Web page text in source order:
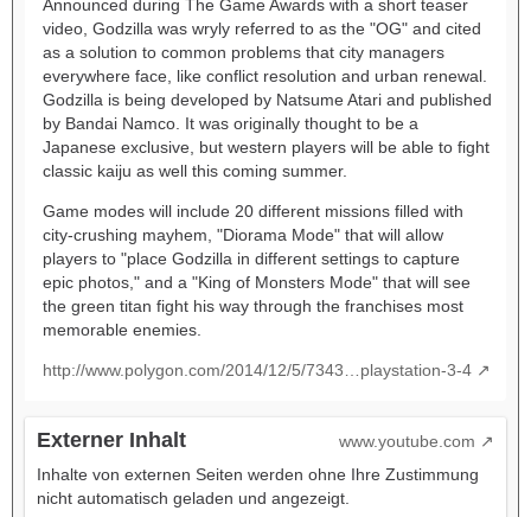
Announced during The Game Awards with a short teaser
video, Godzilla was wryly referred to as the "OG" and cited
as a solution to common problems that city managers
everywhere face, like conflict resolution and urban renewal.
Godzilla is being developed by Natsume Atari and published
by Bandai Namco. It was originally thought to be a
Japanese exclusive, but western players will be able to fight
classic kaiju as well this coming summer.
Game modes will include 20 different missions filled with
city-crushing mayhem, "Diorama Mode" that will allow
players to "place Godzilla in different settings to capture
epic photos," and a "King of Monsters Mode" that will see
the green titan fight his way through the franchises most
memorable enemies.
http://www.polygon.com/2014/12/5/7343…playstation-3-4
Externer Inhalt
www.youtube.com
Inhalte von externen Seiten werden ohne Ihre Zustimmung
nicht automatisch geladen und angezeigt.